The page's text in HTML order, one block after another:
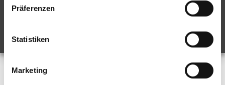
Präferenzen
Statistiken
Marketing
PRESSE-ARCHIV